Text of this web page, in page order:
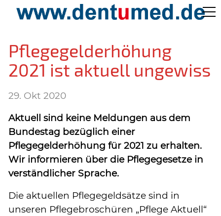
Pflege Aktuell /
Gepflegtes Leben
Ärzteverzeichnisse
Preislisten
Über Uns
Kontakt
Pflegegelderhöhung
2021 ist aktuell ungewiss
29. Okt 2020
Aktuell sind keine Meldungen aus dem
Bundestag bezüglich einer
Pflegegelderhöhung für 2021 zu erhalten.
Wir informieren über die Pflegegesetze in
verständlicher Sprache.
Die aktuellen Pflegegeldsätze sind in
unseren Pflegebroschüren „Pflege Aktuell“